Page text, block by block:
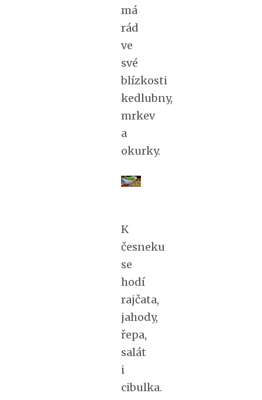
má
rád
ve
své
blízkosti
kedlubny,
mrkev
a
okurky.
K
česneku
se
hodí
rajčata,
jahody,
řepa,
salát
i
cibulka.